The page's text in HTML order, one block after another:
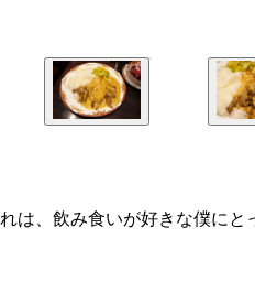
は、飲み食いが好きな僕に